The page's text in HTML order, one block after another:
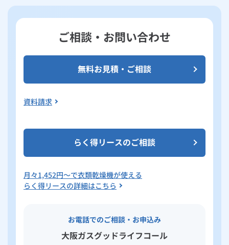
ご相談・お問い合わせ
無料お見積・ご相談
資料請求
らく得リースのご相談
月々1,452円～で衣類乾燥機が使える
らく得リースの詳細はこちら
お電話でのご相談・お申込み
大阪ガスグッドライフコール